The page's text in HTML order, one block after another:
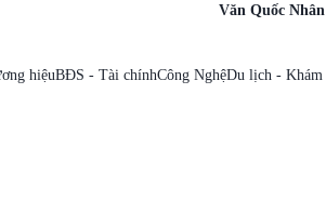
Văn Quốc Nhân
hiệuBĐS - Tài chínhCông NghệDu lịch - Khám